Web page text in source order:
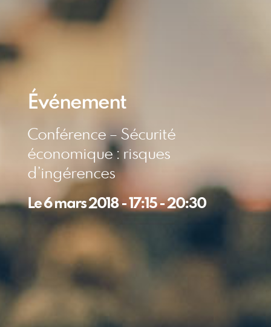
Événement
Conférence – Sécurité
économique : risques
d’ingérences
Le6 mars 2018-17:15-20:30